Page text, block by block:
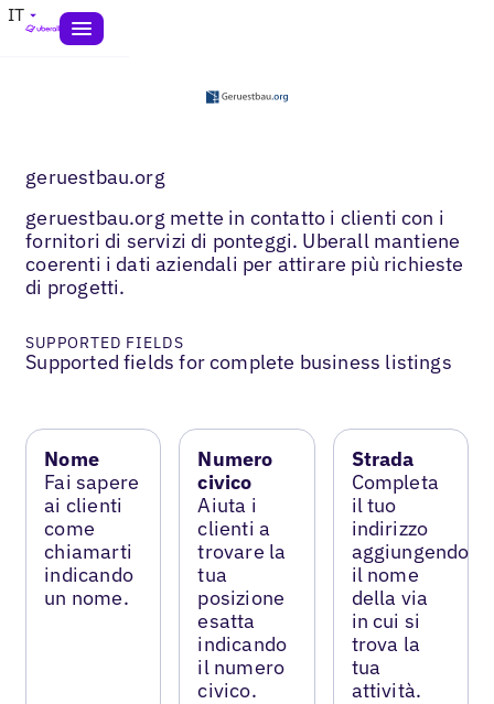
IT
geruestbau.org
geruestbau.org mette in contatto i clienti con i
fornitori di servizi di ponteggi. Uberall mantiene
coerenti i dati aziendali per attirare più richieste
di progetti.
SUPPORTED FIELDS
Supported fields for complete business listings
Nome
Fai sapere
ai clienti
come
chiamarti
indicando
un nome.
Numero
civico
Aiuta i
clienti a
trovare la
tua
posizione
esatta
indicando
il numero
civico.
Strada
Completa
il tuo
indirizzo
aggiungendo
il nome
della via
in cui si
trova la
tua
attività.